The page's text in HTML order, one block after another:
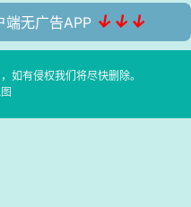
端无广告APP ↓↓↓
如有侵权我们将尽快删除。